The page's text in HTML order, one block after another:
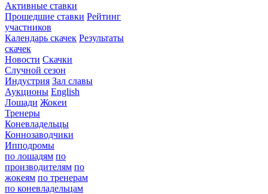
Активные ставки
Прошедшие ставки Рейтинг
участников
Календарь скачек Результаты
скачек
Новости Скачки
Случной сезон
Индустрия Зал славы
Аукционы English
Лошади Жокеи
Тренеры
Коневладельцы
Коннозаводчики
Ипподромы
по лошадям по
производителям по
жокеям по тренерам
по коневладельцам